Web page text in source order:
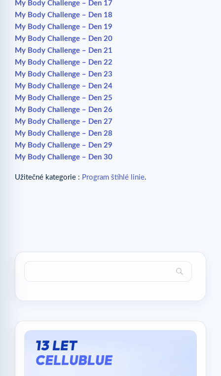
My Body Challenge – Den 17
My Body Challenge – Den 18
My Body Challenge – Den 19
My Body Challenge – Den 20
My Body Challenge – Den 21
My Body Challenge – Den 22
My Body Challenge – Den 23
My Body Challenge – Den 24
My Body Challenge – Den 25
My Body Challenge – Den 26
My Body Challenge – Den 27
My Body Challenge – Den 28
My Body Challenge – Den 29
My Body Challenge – Den 30
Užitečné kategorie : Program štíhlé linie.